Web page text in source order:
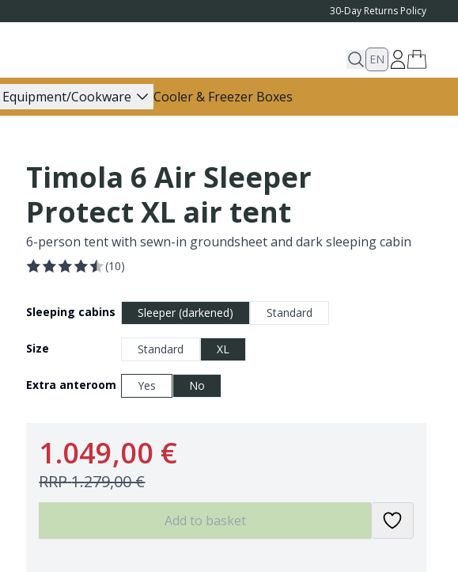
30-Day Returns Policy
EN
Cookware Cooler & Freezer Boxes
Timola 6 Air Sleeper
Protect XL air tent
6-person tent with sewn-in groundsheet and dark sleeping cabin
(10)
Sleeping cabins Sleeper (darkened) Standard
Size Standard XL
Extra anteroom Yes No
1.049,00 €
RRP1.279,00 €
Add to basket